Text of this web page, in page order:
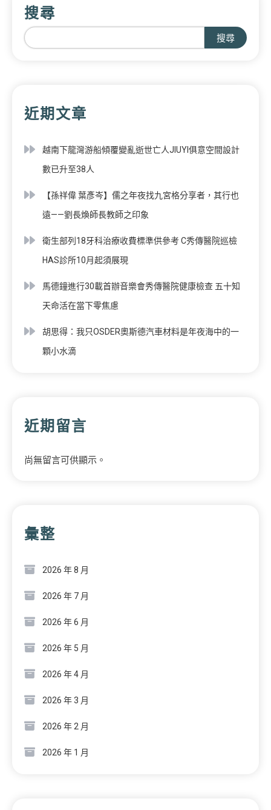
搜尋
搜尋
近期文章
越南下龍灣游船傾覆變亂逝世亡人JIUYI俱意空間設計
數已升至38人
【孫祥偉 葉彥岑】儒之年夜找九宮格分享者，其行也
遠——劉長煥師長教師之印象
衛生部列18牙科治療收費標準供參考 C秀傳醫院巡檢
HAS診所10月起須展現
馬德鐘進行30載首辦音樂會秀傳醫院健康檢查 五十知
天命活在當下零焦慮
胡思得：我只OSDER奧斯德汽車材料是年夜海中的一
顆小水滴
近期留言
尚無留言可供顯示。
彙整
2026 年 8 月
2026 年 7 月
2026 年 6 月
2026 年 5 月
2026 年 4 月
2026 年 3 月
2026 年 2 月
2026 年 1 月